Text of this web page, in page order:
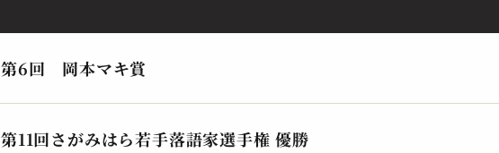
桂 やまと
第6回 岡本マキ賞
第11回さがみはら若手落語家選手権 優勝